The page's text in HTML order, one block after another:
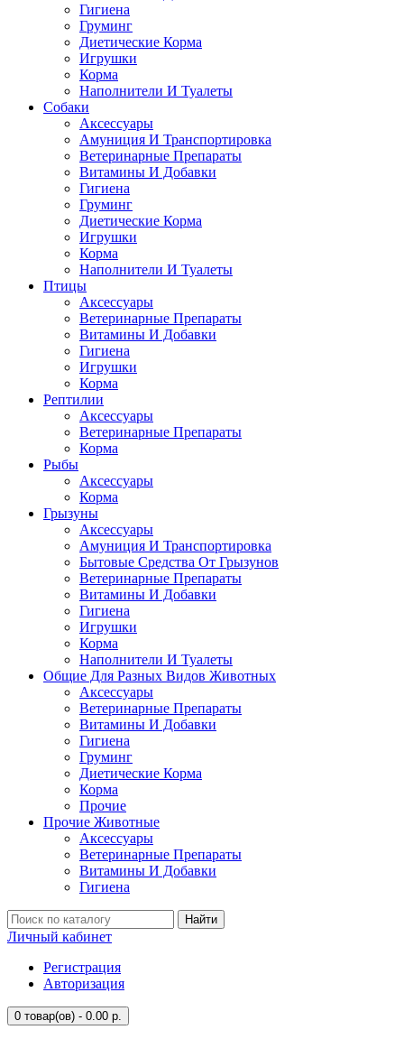
Гигиена
Груминг
Диетические Корма
Игрушки
Корма
Наполнители И Туалеты
Собаки
Аксессуары
Амуниция И Транспортировка
Ветеринарные Препараты
Витамины И Добавки
Гигиена
Груминг
Диетические Корма
Игрушки
Корма
Наполнители И Туалеты
Птицы
Аксессуары
Ветеринарные Препараты
Витамины И Добавки
Гигиена
Игрушки
Корма
Рептилии
Аксессуары
Ветеринарные Препараты
Корма
Рыбы
Аксессуары
Корма
Грызуны
Аксессуары
Амуниция И Транспортировка
Бытовые Средства От Грызунов
Ветеринарные Препараты
Витамины И Добавки
Гигиена
Игрушки
Корма
Наполнители И Туалеты
Общие Для Разных Видов Животных
Аксессуары
Ветеринарные Препараты
Витамины И Добавки
Гигиена
Груминг
Диетические Корма
Корма
Прочие
Прочие Животные
Аксессуары
Ветеринарные Препараты
Витамины И Добавки
Гигиена
Найти
Личный кабинет
Регистрация
Авторизация
0 товар(ов) - 0.00 р.